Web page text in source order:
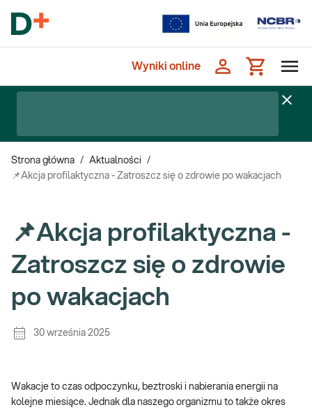
Wyniki online
Strona główna / Aktualności
/
📌Akcja profilaktyczna - Zatroszcz się o zdrowie po wakacjach
📌Akcja profilaktyczna -
Zatroszcz się o zdrowie
po wakacjach
30 września 2025
Wakacje to czas odpoczynku, beztroski i nabierania energii na
kolejne miesiące. Jednak dla naszego organizmu to także okres